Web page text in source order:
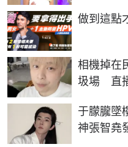
做到這點
PR
相機掉在
圾場 直
于朦朧墜
神張智堯